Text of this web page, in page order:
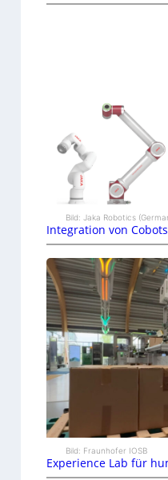
Bild: Jaka Robotics
Integration von
Bild: Fraunhofer IOSB
Experience Lab für